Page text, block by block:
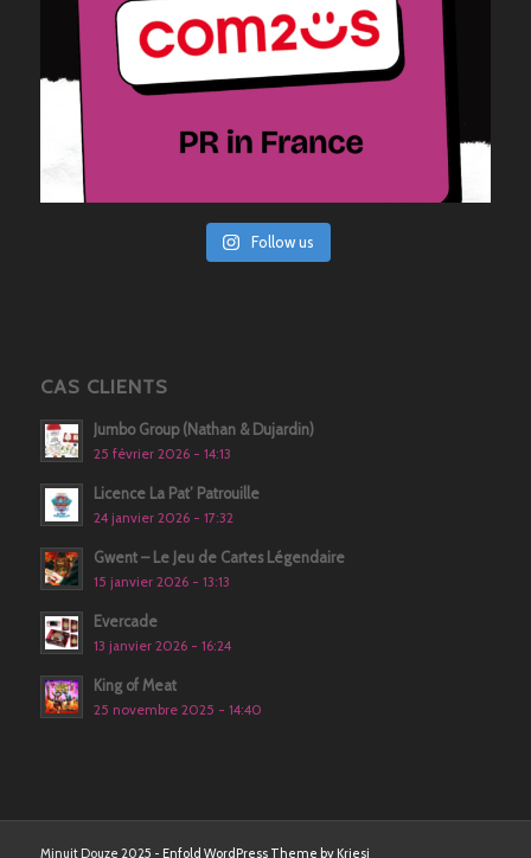
Follow us
CAS CLIENTS
Jumbo Group (Nathan & Dujardin)
25 février 2026 - 14:13
Licence La Pat’ Patrouille
24 janvier 2026 - 17:32
Gwent – Le Jeu de Cartes Légendaire
15 janvier 2026 - 13:13
Evercade
13 janvier 2026 - 16:24
King of Meat
25 novembre 2025 - 14:40
Minuit Douze 2025 - Enfold WordPress Theme by Kriesi